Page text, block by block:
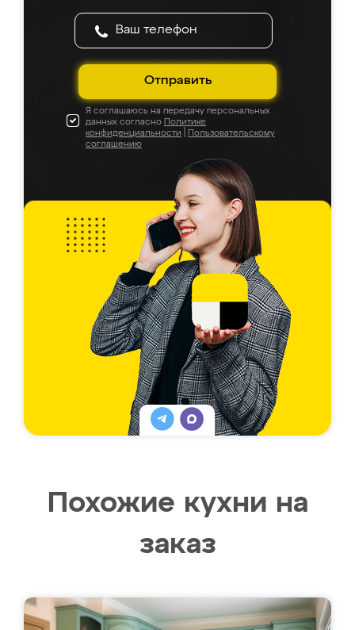
Отправить
Я соглашаюсь на передачу персональных
данных согласно Политике
конфиденциальности
Пользовательскому
соглашению
Похожие кухни на
заказ